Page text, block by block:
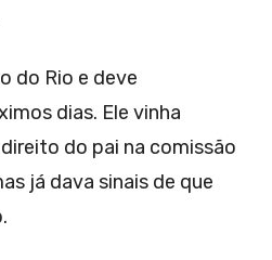
do Rio e deve
dias. Ele vinha
do pai na comissão
já dava sinais de que